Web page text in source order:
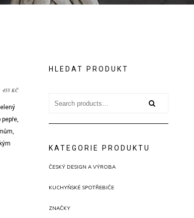
455KČ
HLEDAT PRODUKT
for:
KATEGORIE PRODUKTU
ČESKÝ DESIGN A VÝROBA
KUCHYŇSKÉ SPOTŘEBIČE
ZNAČKY